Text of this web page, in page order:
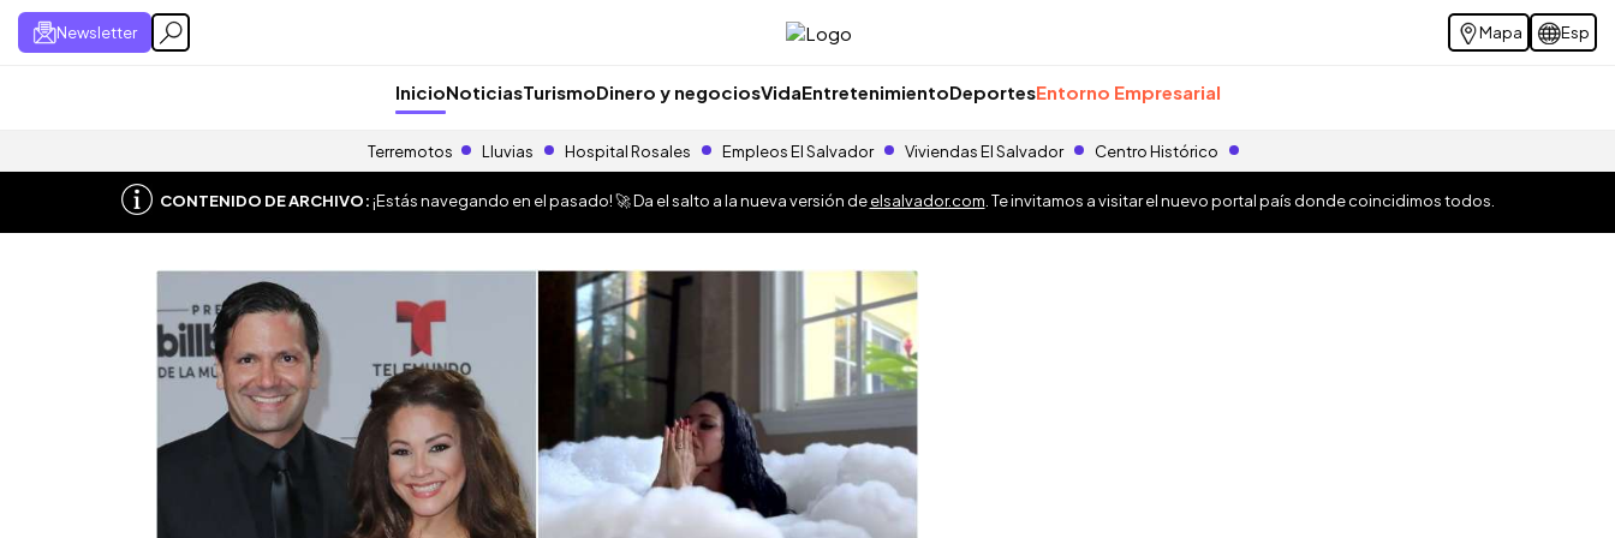
Newsletter Mapa Esp
InicioNoticiasTurismoDinero y negociosVidaEntretenimientoDeportesEntorno Empresarial
Terremotos Lluvias Hospital Rosales Empleos El Salvador Viviendas El Salvador Centro Histórico
CONTENIDO DE ARCHIVO:¡Estás navegando en el pasado! 🚀 Da el salto a la nueva versión deelsalvador.com . Te invitamos a visitar el nuevo portal país donde coincidimos todos.